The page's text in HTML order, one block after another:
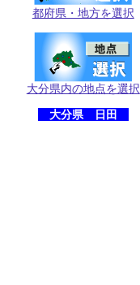
都府県・地方を選択
大分県内の地点を選択
大分県 日田